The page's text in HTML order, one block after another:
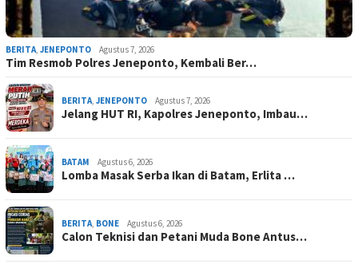
BERITA, JENEPONTO Agustus 7, 2026
Tim Resmob Polres Jeneponto, Kembali Ber…
BERITA, JENEPONTO Agustus 7, 2026
Jelang HUT RI, Kapolres Jeneponto, Imbau…
BATAM Agustus 6, 2026
Lomba Masak Serba Ikan di Batam, Erlita …
BERITA, BONE Agustus 6, 2026
Calon Teknisi dan Petani Muda Bone Antus…